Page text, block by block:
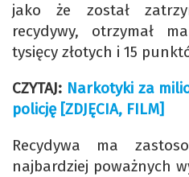
jako że został
recydywy, otrzymał
tysięcy złotych i 15
CZYTAJ: Narkotyki za
policję [ZDJĘCIA, FILM]
Recydywa ma
najbardziej poważnych